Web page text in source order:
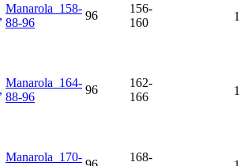
Manarola_158-
88-96
96
156-
160
Manarola_164-
88-96
96
162-
166
Manarola_170-
168-